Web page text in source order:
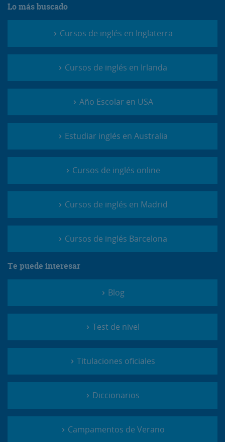
Lo más buscado
Cursos de inglés en Inglaterra
Cursos de inglés en Irlanda
Año Escolar en USA
Estudiar inglés en Australia
Cursos de inglés online
Cursos de inglés en Madrid
Cursos de inglés Barcelona
Te puede interesar
Blog
Test de nivel
Titulaciones oficiales
Diccionarios
Campamentos de Verano